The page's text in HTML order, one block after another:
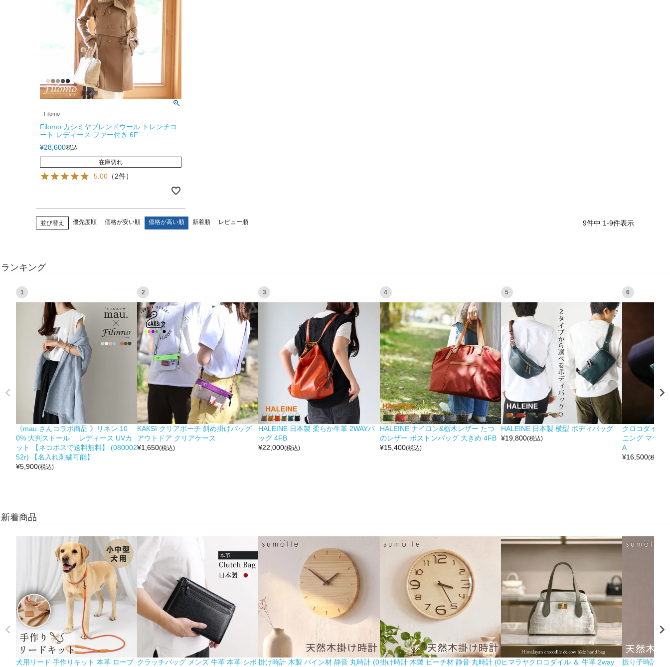
Filomo
Filomo カシミヤブレンドウール トレンチコ
ート レディース ファー付き 6F
¥28,600税込
在庫切れ
5.00 （2件）
並び替え 優先度順 価格が安い順 価格が高い順 新着順 レビュー順 9件中 1-9件表示
ランキング
1
《mau.さんコラボ商品 》リネン 10
0% 大判ストール レディース UVカ
ット 【ネコポスで送料無料】 (080002
52r) 【名入れ刺繍可能】
¥5,900(税込)
2
KAKSI クリアポーチ 斜め掛けバッグ
アウトドア クリアケース
¥1,650(税込)
3
HALEINE 日本製 柔らか牛革 2WAYバ
ッグ 4FB
¥22,000(税込)
4
HALEINE ナイロン&栃木レザー たつ
のレザー ボストンバッグ 大きめ 4FB
¥15,400(税込)
5
HALEINE 日本製 横型 ボディバッグ
¥19,800(税込)
6
クロコダイル
ニング マット
A
¥16,500(税込)
新着商品
犬用リード 手作りキット 本革 ロープ クラッチバッグ メンズ 牛革 本革 シボ 掛け時計 木製 パイン材 静音 丸時計 (0掛け時計 木製 ビーチ材 静音 丸時計 (0ヒマラヤクロコダイル ＆ 牛革 2way 振り子時計 木